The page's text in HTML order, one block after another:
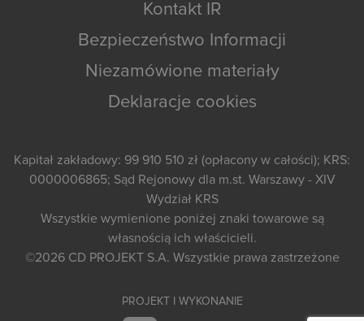
Kontakt IR
Bezpieczeństwo Informacji
Niezamówione materiały
Deklaracje cookies
Kapitał zakładowy: 99 910 510 zł (opłacony w całości); KRS:
0000006865; Sąd Rejonowy dla m.st. Warszawy - XIV
Wydział KRS
Wszystkie wymienione poniżej znaki towarowe są
własnością ich właścicieli.
©2026 CD PROJEKT S.A. Wszystkie prawa zastrzeżone
PROJEKT I WYKONANIE